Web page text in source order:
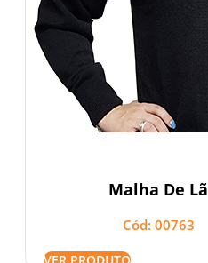
Malha De Lã
Cód: 00763